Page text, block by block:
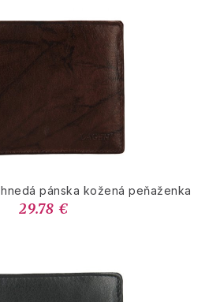
pánska kožená peňaženka
29.78 €